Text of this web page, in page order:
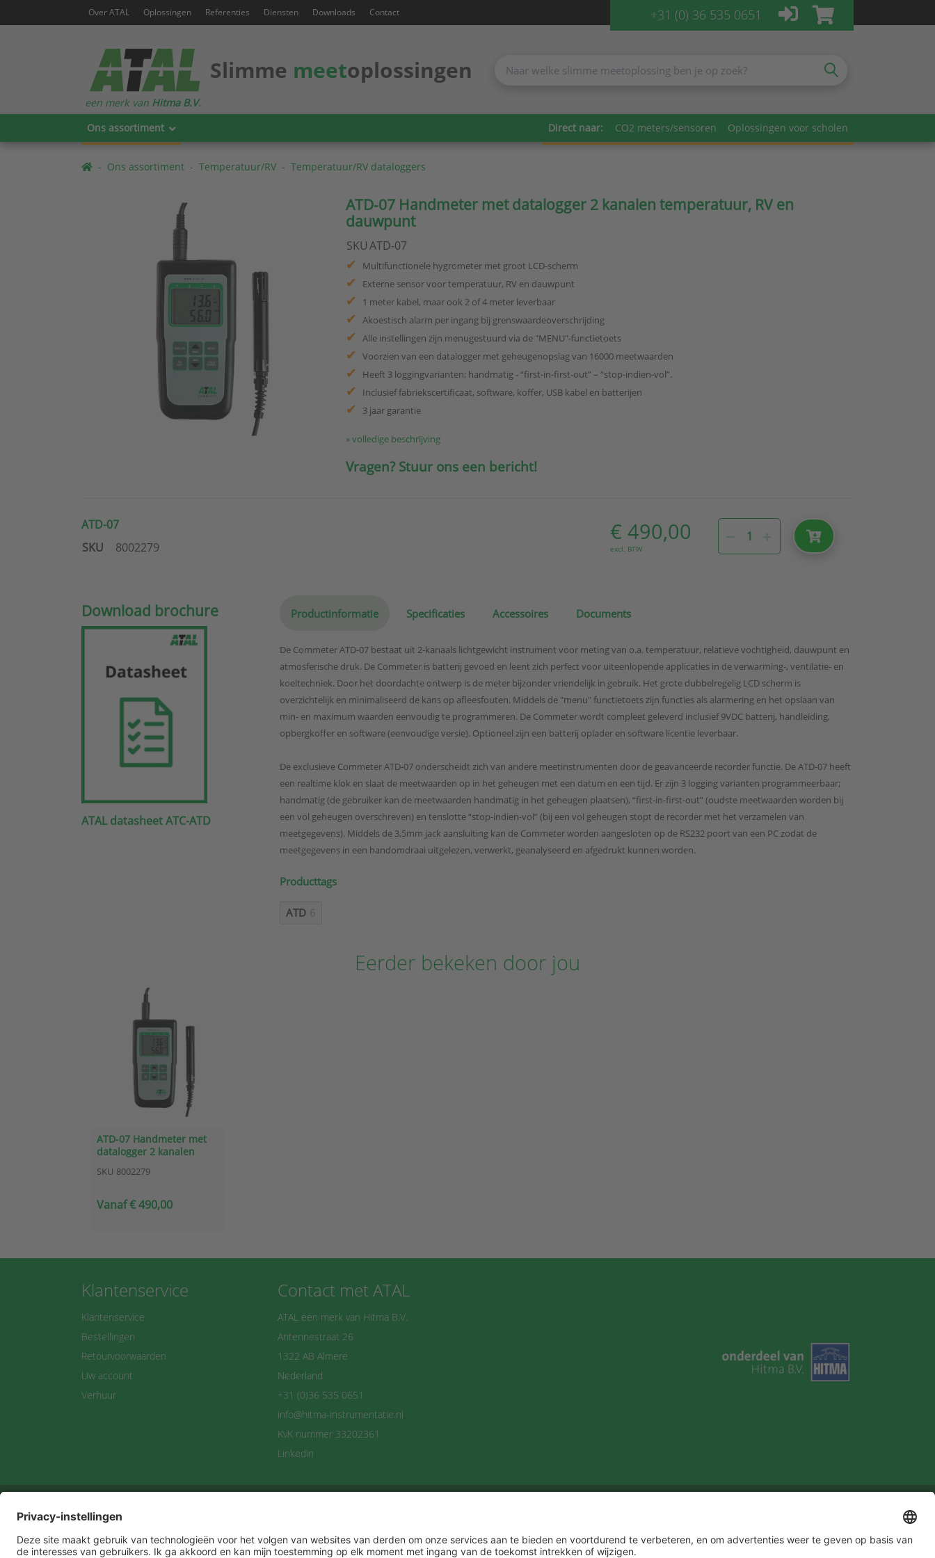
Over ATAL Oplossingen Referenties Diensten Downloads Contact +31 (0) 36 535 0651
Slimme meetoplossingen
Ons assortiment Direct naar: CO2 meters/sensoren Oplossingen voor scholen
een merk van Hitma B.V.
Ons assortiment Temperatuur/RV Temperatuur/RV dataloggers
ATD-07 Handmeter met datalogger 2 kanalen temperatuur, RV en
dauwpunt
SKUATD-07
Multifunctionele hygrometer met groot LCD-scherm
Externe sensor voor temperatuur, RV en dauwpunt
1 meter kabel, maar ook 2 of 4 meter leverbaar
Akoestisch alarm per ingang bij grenswaardeoverschrijding
Alle instellingen zijn menugestuurd via de "MENU"-functietoets
Voorzien van een datalogger met geheugenopslag van 16000 meetwaarden
Heeft 3 loggingvarianten; handmatig - “first-in-first-out” – “stop-indien-vol”.
Inclusief fabriekscertificaat, software, koffer, USB kabel en batterijen
3 jaar garantie
» volledige beschrijving
Vragen? Stuur ons een bericht!
ATD-07
SKU
8002279
€ 490,00
excl. BTW
Download brochure
ATAL datasheet ATC-ATD
Productinformatie Specificaties Accessoires Documents
De Commeter ATD-07 bestaat uit 2-kanaals lichtgewicht instrument voor meting van o.a. temperatuur, relatieve vochtigheid, dauwpunt en
atmosferische druk. De Commeter is batterij gevoed en leent zich perfect voor uiteenlopende applicaties in de verwarming-, ventilatie- en
koeltechniek. Door het doordachte ontwerp is de meter bijzonder vriendelijk in gebruik. Het grote dubbelregelig LCD scherm is
overzichtelijk en minimaliseerd de kans op afleesfouten. Middels de "menu" functietoets zijn functies als alarmering en het opslaan van
min- en maximum waarden eenvoudig te programmeren. De Commeter wordt compleet geleverd inclusief 9VDC batterij, handleiding,
opbergkoffer en software (eenvoudige versie). Optioneel zijn een batterij oplader en software licentie leverbaar.
De exclusieve Commeter ATD-07 onderscheidt zich van andere meetinstrumenten door de geavanceerde recorder functie. De ATD-07 heeft
een realtime klok en slaat de meetwaarden op in het geheugen met een datum en een tijd. Er zijn 3 logging varianten programmeerbaar;
handmatig (de gebruiker kan de meetwaarden handmatig in het geheugen plaatsen), “first-in-first-out” (oudste meetwaarden worden bij
een vol geheugen overschreven) en tenslotte “stop-indien-vol” (bij een vol geheugen stopt de recorder met het verzamelen van
meetgegevens). Middels de 3,5mm jack aansluiting kan de Commeter worden aangesloten op de RS232 poort van een PC zodat de
meetgegevens in een handomdraai uitgelezen, verwerkt, geanalyseerd en afgedrukt kunnen worden.
Producttags
ATD 6
Eerder bekeken door jou
ATD-07 Handmeter met
datalogger 2 kanalen
dauwpunt
SKU 8002279
Vanaf € 490,00
Klantenservice
Klantenservice
Bestellingen
Retourvoorwaarden
Uw account
Verhuur
Contact met ATAL
ATAL een merk van Hitma B.V.
Antennestraat 26
1322 AB Almere
Nederland
+31 (0)36 535 0651
info@hitma-instrumentatie.nl
KvK nummer 33202361
Linkedin